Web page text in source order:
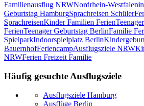
Familienausflug NRWNordrhein-Westfalen
Geburtstag HamburgSprachreisen Schüler
SprachreisenKinder Familien Ferien
FerienTeenager Geburtstag BerlinFamilie
SpielparkIndoorspielplatz Berlin
BauernhofFeriencampAusflugsziele NRW
NRWFerien Freizeit Familie
Häufig gesuchte Ausflugsziele
Ausflugsziele Hamburg
Ausflüge Berlin